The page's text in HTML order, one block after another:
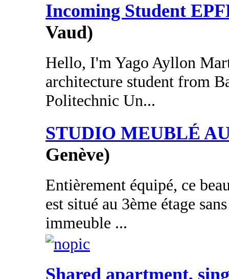
Incoming Student
Vaud)
Hello, I'm Yago Ayllon
architecture student from
Politechnic Un...
STUDIO MEUBLÉ
Genève)
Entièrement équipé, ce
est situé au 3ème étage
immeuble ...
Shared apartment,